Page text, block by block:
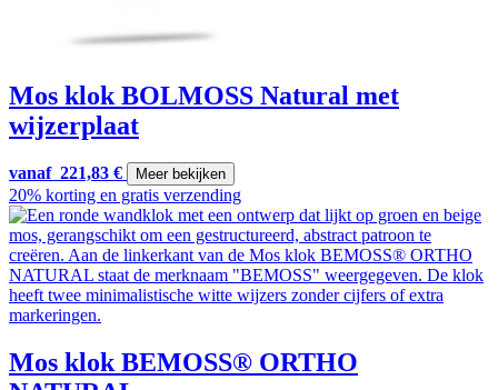
Mos klok BOLMOSS Natural met
wijzerplaat
vanaf 221,83 € Meer bekijken
20% korting en gratis verzending
Mos klok BEMOSS® ORTHO